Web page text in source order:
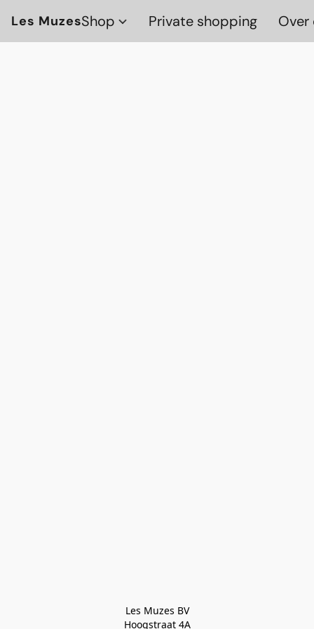
Les MuzesShop Private shopping Over
Les Muzes BV
Hoogstraat 4A